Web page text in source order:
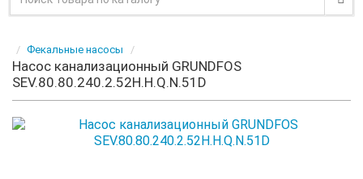
Фекальные насосы
Насос канализационный GRUNDFOS
SEV.80.80.240.2.52H.H.Q.N.51D